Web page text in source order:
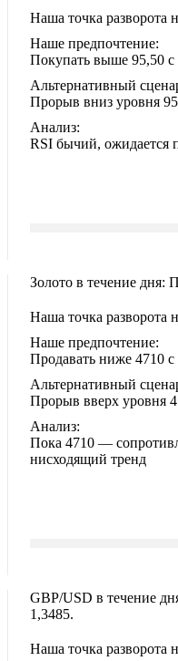
Наша точка разворота
Наше предпочтение:
Покупать выше 95,50
Альтернативный
Прорыв вниз уровня
Анализ:
RSI бычий, ожидается
Золото в течение дня:
Наша точка разворота
Наше предпочтение:
Продавать ниже 4710
Альтернативный
Прорыв вверх уровня
Анализ:
Пока 4710 —
нисходящий тренд
GBP/USD в течение
1,3485.
Наша точка разворота